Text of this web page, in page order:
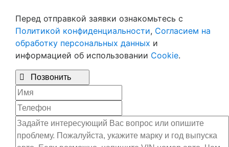
Перед отправкой заявки ознакомьтесь с
Политикой конфиденциальности, Согласием на
обработку персональных данных и
информацией об использовании Cookie.
 Позвонить